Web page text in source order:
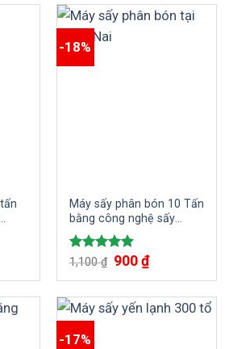
-18%
Máy sấy phân bón 10 Tấn
bằng công nghệ sấy
thùng quay
Được xếp
1,100₫ 900₫
-17%